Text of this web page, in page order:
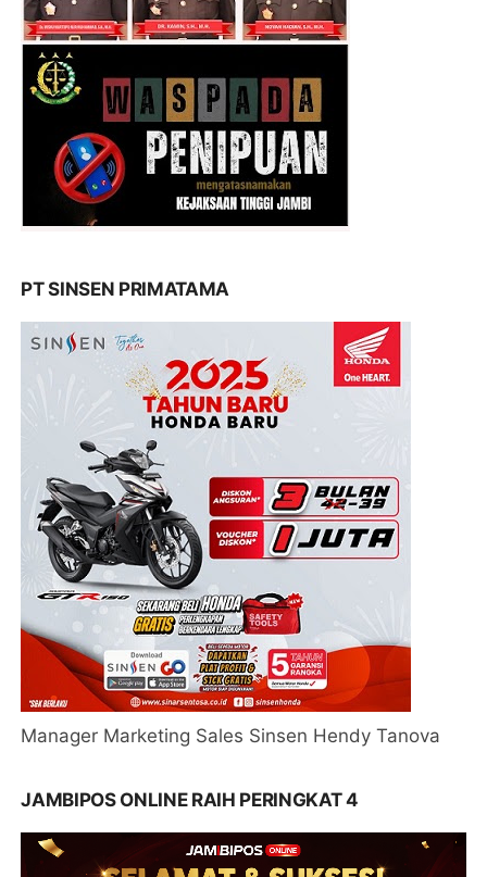
PT SINSEN PRIMATAMA
Manager Marketing Sales Sinsen Hendy Tanova
JAMBIPOS ONLINE RAIH PERINGKAT 4